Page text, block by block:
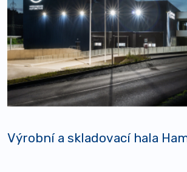
Výrobní a skladovací hala